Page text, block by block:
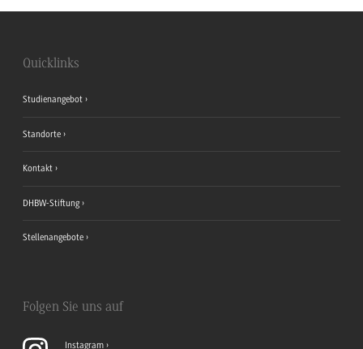
Quicklinks
Studienangebot
Standorte
Kontakt
DHBW-Stiftung
Stellenangebote
Folgen Sie uns auf
Instagram